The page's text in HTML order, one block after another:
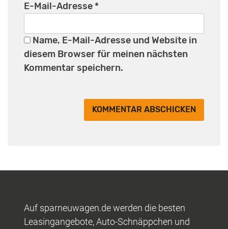
E-Mail-Adresse *
Name, E-Mail-Adresse und Website in
diesem Browser für meinen nächsten
Kommentar speichern.
Auf sparneuwagen.de werden die besten
Leasingangebote, Auto-Schnäppchen und